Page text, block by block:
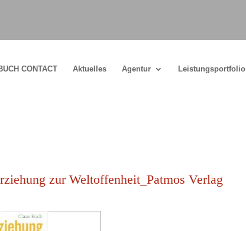
CONTACT Aktuelles Agentur Leistungsportfolio
zur Weltoffenheit_Patmos Verlag